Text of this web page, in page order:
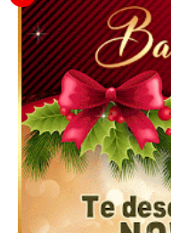
Te deseo una Feliz